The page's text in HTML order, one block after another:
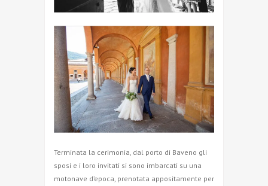
Terminata la cerimonia, dal porto di Baveno gli
sposi e i loro invitati si sono imbarcati su una
motonave d’epoca, prenotata appositamente per